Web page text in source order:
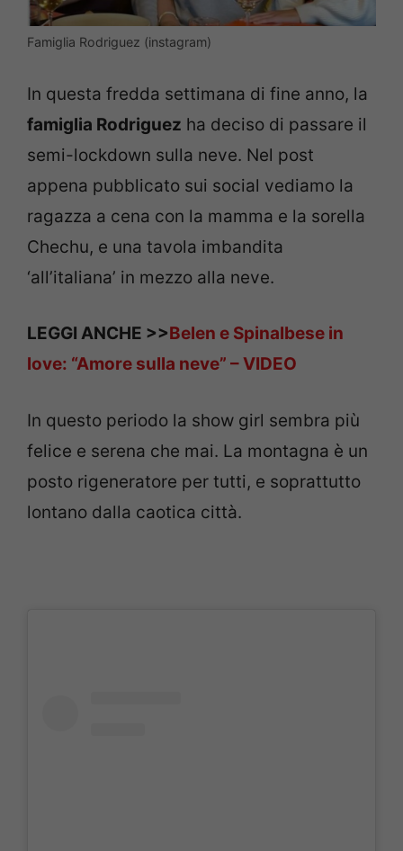
Famiglia Rodriguez (instagram)
In questa fredda settimana di fine anno, la
famiglia Rodriguez ha deciso di passare il
semi-lockdown sulla neve. Nel post
appena pubblicato sui social vediamo la
ragazza a cena con la mamma e la sorella
Chechu, e una tavola imbandita
‘all’italiana’ in mezzo alla neve.
LEGGI ANCHE >>Belen e Spinalbese in
love: “Amore sulla neve” – VIDEO
In questo periodo la show girl sembra più
felice e serena che mai. La montagna è un
posto rigeneratore per tutti, e soprattutto
lontano dalla caotica città.